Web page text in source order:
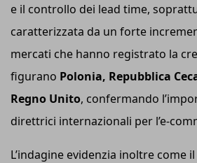
e il controllo dei lead time,
caratterizzata da un forte
mercati che hanno registrato la
figurano Polonia, Repubblica
Regno Unito, confermando
direttrici internazionali per l’e-
L’indagine evidenzia inoltre come